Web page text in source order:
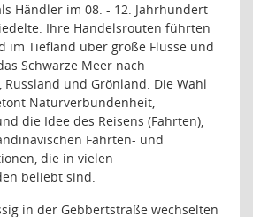
Händler im 08. - 12. Jahrhundert
Ihre Handelsrouten führten
im Tiefland über große Flüsse und
Schwarze Meer nach
Russland und Grönland. Die Wahl
Naturverbundenheit,
die Idee des Reisens (Fahrten),
Fahrten- und
die in vielen
beliebt sind.
in der Gebbertstraße wechselten